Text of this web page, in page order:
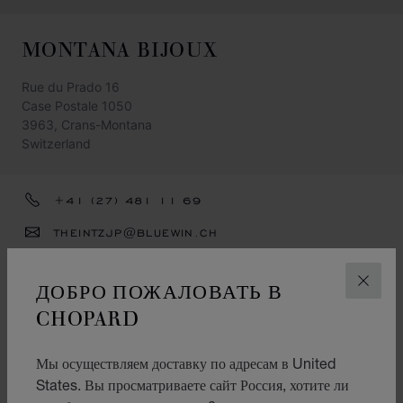
ДОБРО ПОЖАЛОВАТЬ В
CHOPARD
Мы осуществляем доставку по адресам в United
States. Вы просматриваете сайт Россия, хотите ли
MONTANA BIJOUX
Rue du Prado 16
Case Postale 1050
3963, Crans-Montana
Switzerland
+41 (27) 481 11 69
THEINTZJP@BLUEWIN.CH
КАТЕГОРИИ
Ювелирные изделия